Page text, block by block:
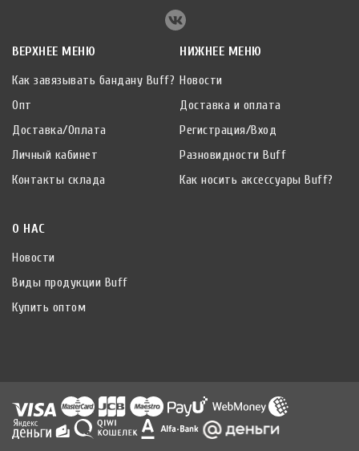
ВЕРХНЕЕ МЕНЮ
Как завязывать бандану Buff?
Опт
Доставка/Оплата
Личный кабинет
Контакты склада
НИЖНЕЕ МЕНЮ
Новости
Доставка и оплата
Регистрация/Вход
Разновидности Buff
Как носить аксессуары Buff?
О НАС
Новости
Виды продукции Buff
Купить оптом